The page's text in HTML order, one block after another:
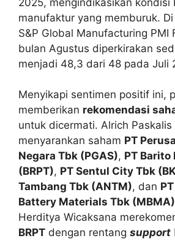
manufaktur yang memburuk.
S&P Global Manufacturing PMI
bulan Agustus diperkirakan
menjadi 48,3 dari 48 pada Juli
Menyikapi sentimen positif ini,
memberikan rekomendasi
untuk dicermati. Alrich Paskalis
menyarankan saham PT
Negara Tbk (PGAS), PT
(BRPT), PT Sentul City Tbk
Tambang Tbk (ANTM), dan
Battery Materials Tbk (MBMA)
Herditya Wicaksana
BRPT dengan rentang support